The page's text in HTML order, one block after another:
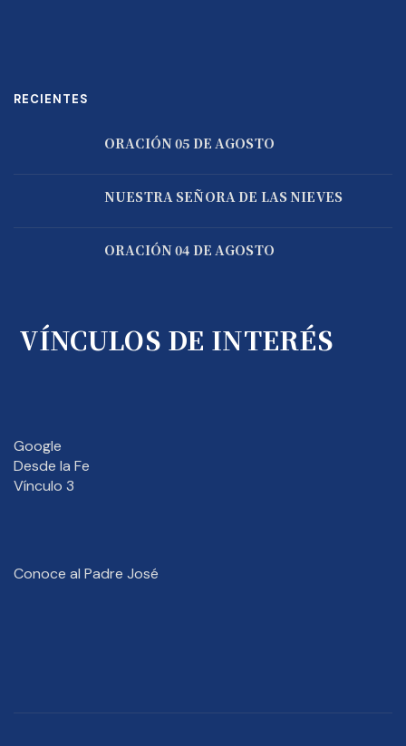
RECIENTES
ORACIÓN 05 DE AGOSTO
NUESTRA SEÑORA DE LAS NIEVES
ORACIÓN 04 DE AGOSTO
VÍNCULOS DE INTERÉS
Google
Desde la Fe
Vínculo 3
Conoce al Padre José